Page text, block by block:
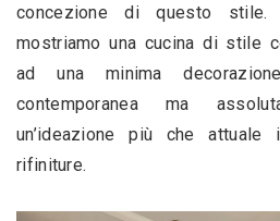
concezione di questo
mostriamo una cucina di stile
ad una minima
contemporanea ma
un’ideazione più che
rifiniture.